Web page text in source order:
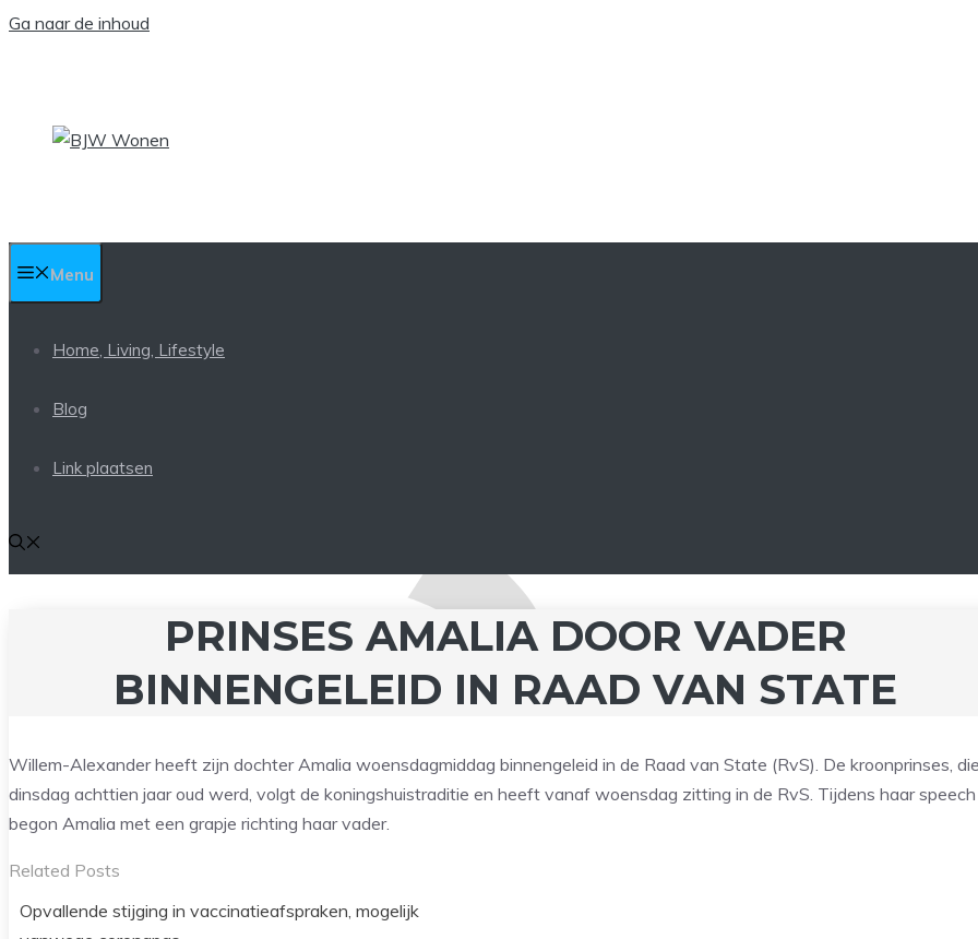
Ga naar de inhoud
Menu
Home, Living, Lifestyle
Blog
Link plaatsen
PRINSES AMALIA DOOR VADER
BINNENGELEID IN RAAD VAN STATE
Willem-Alexander heeft zijn dochter Amalia woensdagmiddag binnengeleid in de Raad van State (RvS). De kroonprinses,
dinsdag achttien jaar oud werd, volgt de koningshuistraditie en heeft vanaf woensdag zitting in de RvS. Tijdens haar speech
begon Amalia met een grapje richting haar vader.
Related Posts
Opvallende stijging in vaccinatieafspraken, mogelijk